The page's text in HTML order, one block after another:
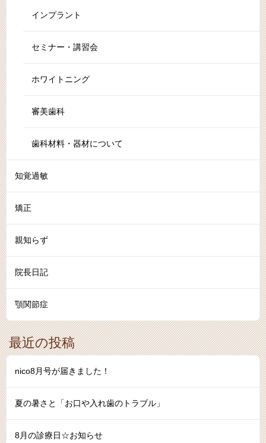
インプラント
セミナー・講習会
ホワイトニング
審美歯科
歯科材料・器材について
知覚過敏
矯正
親知らず
院長日記
顎関節症
最近の投稿
nico8月号が届きました！
夏の暑さと「お口や入れ歯のトラブル」
8月の診療日☆お知らせ